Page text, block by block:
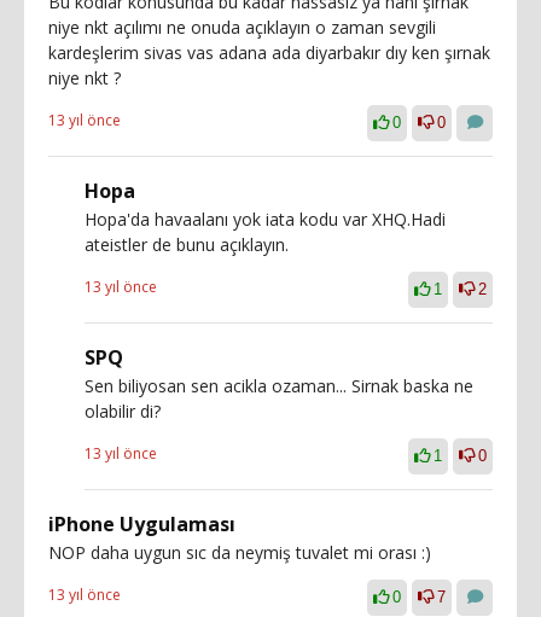
niye nkt açılımı ne onuda açıklayın o zaman sevgili
kardeşlerim sivas vas adana ada diyarbakır dıy ken şırnak
niye nkt ?
13 yıl önce 0 0
Hopa
Hopa'da havaalanı yok iata kodu var XHQ.Hadi
ateistler de bunu açıklayın.
13 yıl önce 1 2
SPQ
Sen biliyosan sen acikla ozaman... Sirnak baska ne
olabilir di?
13 yıl önce 1 0
iPhone Uygulaması
NOP daha uygun sıc da neymiş tuvalet mi orası :)
13 yıl önce 0 7